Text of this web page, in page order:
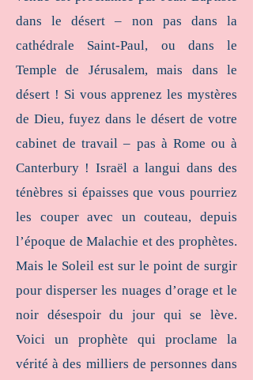
dans le désert – non pas dans la
cathédrale Saint-Paul, ou dans le
Temple de Jérusalem, mais dans le
désert ! Si vous apprenez les mystères
de Dieu, fuyez dans le désert de votre
cabinet de travail – pas à Rome ou à
Canterbury ! Israël a langui dans des
ténèbres si épaisses que vous pourriez
les couper avec un couteau, depuis
l’époque de Malachie et des prophètes.
Mais le Soleil est sur le point de surgir
pour disperser les nuages d’orage et le
noir désespoir du jour qui se lève.
Voici un prophète qui proclame la
vérité à des milliers de personnes dans